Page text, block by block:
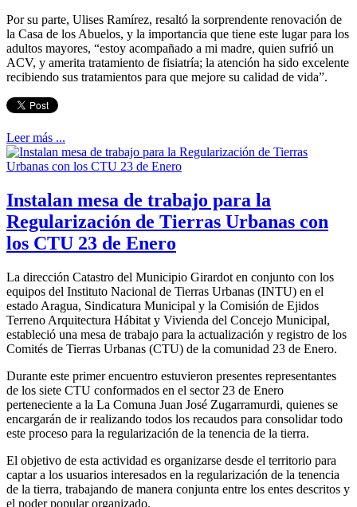
Por su parte, Ulises Ramírez, resaltó la sorprendente renovación de
la Casa de los Abuelos, y la importancia que tiene este lugar para los
adultos mayores, “estoy acompañado a mi madre, quien sufrió un
ACV, y amerita tratamiento de fisiatría; la atención ha sido excelente
recibiendo sus tratamientos para que mejore su calidad de vida”.
Leer más ...
Instalan mesa de trabajo para la
Regularización de Tierras Urbanas con
los CTU 23 de Enero
La dirección Catastro del Municipio Girardot en conjunto con los
equipos del Instituto Nacional de Tierras Urbanas (INTU) en el
estado Aragua, Sindicatura Municipal y la Comisión de Ejidos
Terreno Arquitectura Hábitat y Vivienda del Concejo Municipal,
estableció una mesa de trabajo para la actualización y registro de los
Comités de Tierras Urbanas (CTU) de la comunidad 23 de Enero.
Durante este primer encuentro estuvieron presentes representantes
de los siete CTU conformados en el sector 23 de Enero
perteneciente a la La Comuna Juan José Zugarramurdi, quienes se
encargarán de ir realizando todos los recaudos para consolidar todo
este proceso para la regularización de la tenencia de la tierra.
El objetivo de esta actividad es organizarse desde el territorio para
captar a los usuarios interesados en la regularización de la tenencia
de la tierra, trabajando de manera conjunta entre los entes descritos y
el poder popular organizado.